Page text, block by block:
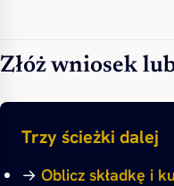
Złóż wniosek
Trzy ścieżki dalej
→ Oblicz składkę i